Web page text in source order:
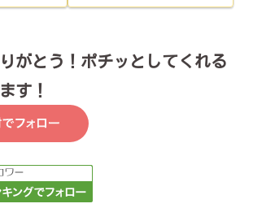
がとう！ポチッとしてくれる
す！